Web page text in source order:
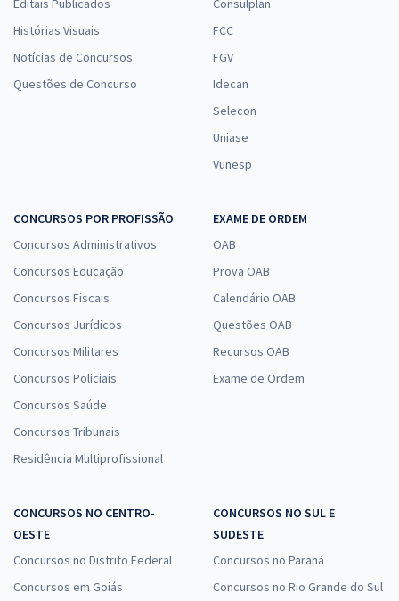
Editais Publicados
Histórias Visuais
Notícias de Concursos
Questões de Concurso
Consulplan
FCC
FGV
Idecan
Selecon
Uniase
Vunesp
CONCURSOS POR PROFISSÃO
Concursos Administrativos
Concursos Educação
Concursos Fiscais
Concursos Jurídicos
Concursos Militares
Concursos Policiais
Concursos Saúde
Concursos Tribunais
Residência Multiprofissional
EXAME DE ORDEM
OAB
Prova OAB
Calendário OAB
Questões OAB
Recursos OAB
Exame de Ordem
CONCURSOS NO CENTRO-
OESTE
Concursos no Distrito Federal
Concursos em Goiás
CONCURSOS NO SUL E
SUDESTE
Concursos no Paraná
Concursos no Rio Grande do Sul